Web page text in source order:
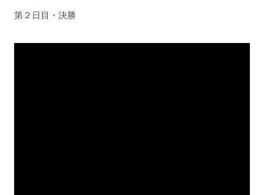
第２日目・決勝